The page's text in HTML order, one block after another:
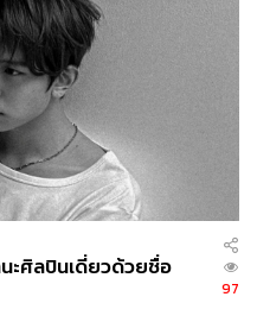
ง เช่น เป็นนายหน้าขาย
จ่ายค่าจ้างจ่ายเป็นเห
ผู้ได้รับเหรียญคริปโตก็
คาเป็นเงินบาทในวันที่ได้
ตามตัวอย่างนี้ ทำนองเดียว
Mining)
นะศิลปินเดี่ยวด้วยชื่อ
97